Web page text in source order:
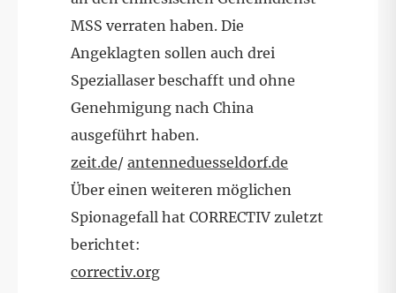
MSS verraten haben. Die
Angeklagten sollen auch drei
Speziallaser beschafft und ohne
Genehmigung nach China
ausgeführt haben.
zeit.de/ antenneduesseldorf.de
Über einen weiteren möglichen
Spionagefall hat CORRECTIV zuletzt
berichtet:
correctiv.org